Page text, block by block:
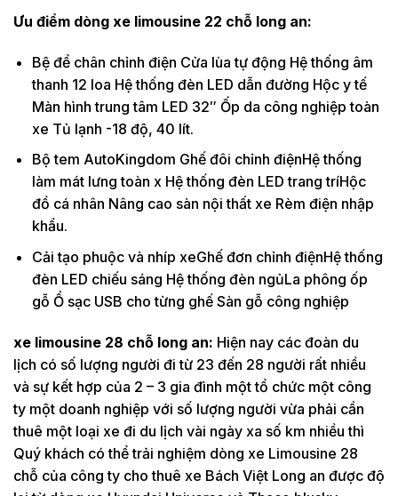
Ưu điểm dòng xe limousine 22 chỗ long an:
Bệ để chân chỉnh điện Cửa lùa tự động Hệ thống âm
thanh 12 loa Hệ thống đèn LED dẫn đường Hộc y tế
Màn hình trung tâm LED 32″ Ốp da công nghiệp toàn
xe Tủ lạnh -18 độ, 40 lít.
Bộ tem AutoKingdom Ghế đôi chỉnh điệnHệ thống
làm mát lưng toàn x Hệ thống đèn LED trang tríHộc
đồ cá nhân Nâng cao sàn nội thất xe Rèm điện nhập
khẩu.
Cải tạo phuộc và nhíp xeGhế đơn chỉnh điệnHệ thống
đèn LED chiếu sáng Hệ thống đèn ngủLa phông ốp
gỗ Ổ sạc USB cho từng ghế Sàn gỗ công nghiệp
xe limousine 28 chỗ long an: Hiện nay các đoàn du
lịch có số lượng người đi từ 23 đến 28 người rất nhiều
và sự kết hợp của 2 – 3 gia đình một tổ chức một công
ty một doanh nghiệp với số lượng người vừa phải cần
thuê một loại xe đi du lịch vài ngày xa số km nhiều thì
Quý khách có thể trải nghiệm dòng xe Limousine 28
chỗ của công ty cho thuê xe Bách Việt Long an được độ